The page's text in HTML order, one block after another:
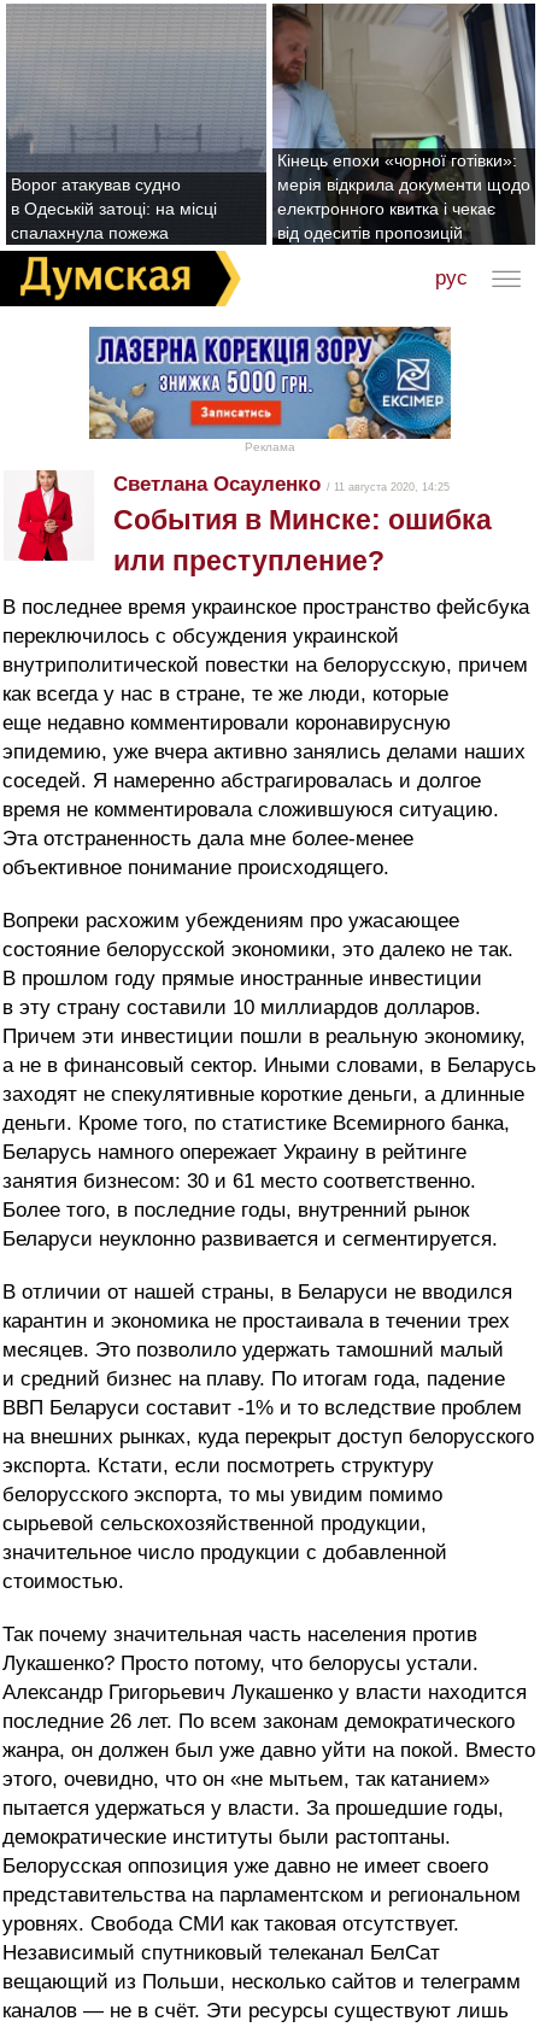
Ворог атакував судно
в Одеській затоці: на місці
спалахнула пожежа
Кінець епохи «чорної готівки»:
мерія відкрила документи щодо
електронного квитка і чекає
від одеситів пропозицій
рус
Реклама
Cветлана Осауленко / 11 августа 2020, 14:25
События в Минске: ошибка
или преступление?
В последнее время украинское пространство фейсбука
переключилось с обсуждения украинской
внутриполитической повестки на белорусскую, причем
как всегда у нас в стране, те же люди, которые
еще недавно комментировали коронавирусную
эпидемию, уже вчера активно занялись делами наших
соседей. Я намеренно абстрагировалась и долгое
время не комментировала сложившуюся ситуацию.
Эта отстраненность дала мне более-менее
объективное понимание происходящего.
Вопреки расхожим убеждениям про ужасающее
состояние белорусской экономики, это далеко не так.
В прошлом году прямые иностранные инвестиции
в эту страну составили 10 миллиардов долларов.
Причем эти инвестиции пошли в реальную экономику,
а не в финансовый сектор. Иными словами, в Беларусь
заходят не спекулятивные короткие деньги, а длинные
деньги. Кроме того, по статистике Всемирного банка,
Беларусь намного опережает Украину в рейтинге
занятия бизнесом: 30 и 61 место соответственно.
Более того, в последние годы, внутренний рынок
Беларуси неуклонно развивается и сегментируется.
В отличии от нашей страны, в Беларуси не вводился
карантин и экономика не простаивала в течении трех
месяцев. Это позволило удержать тамошний малый
и средний бизнес на плаву. По итогам года, падение
ВВП Беларуси составит -1% и то вследствие проблем
на внешних рынках, куда перекрыт доступ белорусского
экспорта. Кстати, если посмотреть структуру
белорусского экспорта, то мы увидим помимо
сырьевой сельскохозяйственной продукции,
значительное число продукции с добавленной
стоимостью.
Так почему значительная часть населения против
Лукашенко? Просто потому, что белорусы устали.
Александр Григорьевич Лукашенко у власти находится
последние 26 лет. По всем законам демократического
жанра, он должен был уже давно уйти на покой. Вместо
этого, очевидно, что он «не мытьем, так катанием»
пытается удержаться у власти. За прошедшие годы,
демократические институты были растоптаны.
Белорусская оппозиция уже давно не имеет своего
представительства на парламентском и региональном
уровнях. Свобода СМИ как таковая отсутствует.
Независимый спутниковый телеканал БелСат
вещающий из Польши, несколько сайтов и телеграмм
каналов — не в счёт. Эти ресурсы существуют лишь